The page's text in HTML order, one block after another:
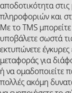
αποδοτικότητα
πληροφοριών και
Με το TMS μπορείτε
υποβάλετε σωστά
εκτυπώνετε έγκυρες
μεταφοράς για
ή να ομαδοποιείτε
πολλές ακόμη